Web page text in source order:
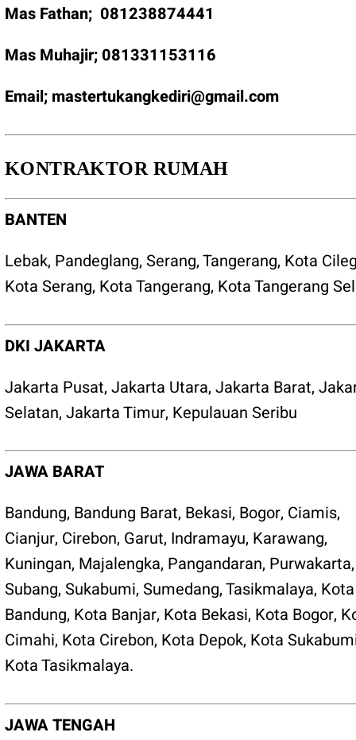
Mas Fathan; 081238874441
Mas Muhajir; 081331153116
Email; mastertukangkediri@gmail.com
KONTRAKTOR RUMAH
BANTEN
Lebak, Pandeglang, Serang,Tangerang, Kota
Kota Serang, Kota Tangerang, Kota Tangerang
DKI JAKARTA
Jakarta Pusat, Jakarta Utara, Jakarta Barat,
Selatan, Jakarta Timur, Kepulauan Seribu
JAWA BARAT
Bandung, Bandung Barat, Bekasi, Bogor, Ciamis,
Cianjur, Cirebon, Garut, Indramayu, Karawang,
Kuningan, Majalengka, Pangandaran, Purwakarta,
Subang, Sukabumi, Sumedang,Tasikmalaya, Kota
Bandung, Kota Banjar, Kota Bekasi, Kota Bogor,
Cimahi, Kota Cirebon, Kota Depok, Kota
Kota Tasikmalaya.
JAWA TENGAH